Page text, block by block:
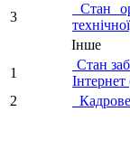
3
Стан
Інше
1
Стан
2